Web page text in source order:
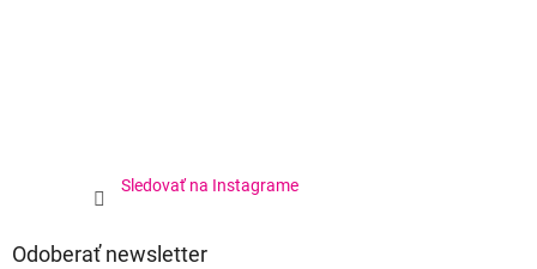
Sledovať na Instagrame
Odoberať newsletter